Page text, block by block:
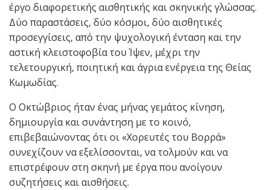
έργο διαφορετικής αισθητικής και σκηνικής γλώσσας.
Δύο παραστάσεις, δύο κόσμοι, δύο αισθητικές
προσεγγίσεις, από την ψυχολογική ένταση και την
αστική κλειστοφοβία του Ίψεν, μέχρι την
τελετουργική, ποιητική και άγρια ενέργεια της Θείας
Κωμωδίας.
Ο Οκτώβριος ήταν ένας μήνας γεμάτος κίνηση,
δημιουργία και συνάντηση με το κοινό,
επιβεβαιώνοντας ότι οι «Χορευτές του Βορρά»
συνεχίζουν να εξελίσσονται, να τολμούν και να
επιστρέφουν στη σκηνή με έργα που ανοίγουν
συζητήσεις και αισθήσεις.